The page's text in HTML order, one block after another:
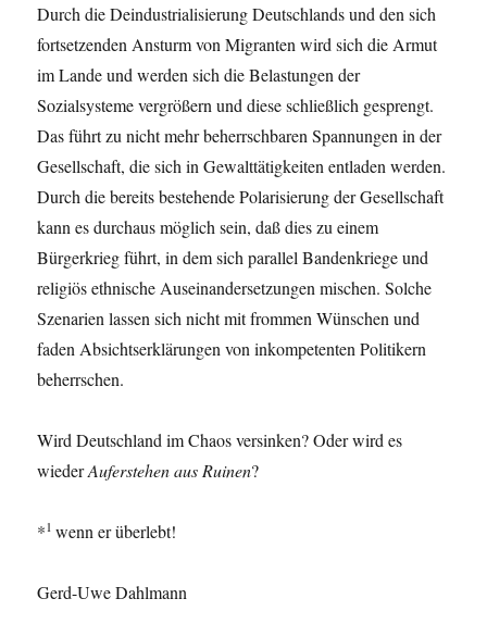
Durch die Deindustrialisierung Deutschlands und den sich
fortsetzenden Ansturm von Migranten wird sich die Armut
im Lande und werden sich die Belastungen der
Sozialsysteme vergrößern und diese schließlich gesprengt.
Das führt zu nicht mehr beherrschbaren Spannungen in der
Gesellschaft, die sich in Gewalttätigkeiten entladen werden.
Durch die bereits bestehende Polarisierung der Gesellschaft
kann es durchaus möglich sein, daß dies zu einem
Bürgerkrieg führt, in dem sich parallel Bandenkriege und
religiös ethnische Auseinandersetzungen mischen. Solche
Szenarien lassen sich nicht mit frommen Wünschen und
faden Absichtserklärungen von inkompetenten Politikern
beherrschen.
Wird Deutschland im Chaos versinken? Oder wird es
wiederAuferstehen aus Ruinen?
*1wenn er überlebt!
Gerd-Uwe Dahlmann